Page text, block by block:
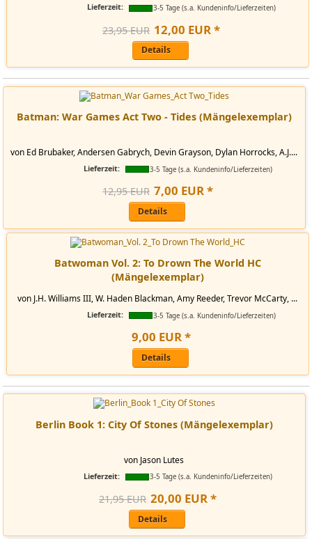
Lieferzeit: 3-5 Tage (s.a. Kundeninfo/Lieferzeiten)
23,95 EUR 12,00 EUR *
Details
Batman: War Games Act Two - Tides (Mängelexemplar)
von Ed Brubaker, Andersen Gabrych, Devin Grayson, Dylan Horrocks, A.J....
Lieferzeit: 3-5 Tage (s.a. Kundeninfo/Lieferzeiten)
12,95 EUR 7,00 EUR*
Details
Batwoman Vol. 2: To Drown The World HC
(Mängelexemplar)
von J.H. Williams III, W. Haden Blackman, Amy Reeder, Trevor McCarty, ...
Lieferzeit: 3-5 Tage (s.a. Kundeninfo/Lieferzeiten)
9,00 EUR*
Details
Berlin Book 1: City Of Stones (Mängelexemplar)
von Jason Lutes
Lieferzeit: 3-5 Tage (s.a. Kundeninfo/Lieferzeiten)
21,95 EUR 20,00 EUR*
Details